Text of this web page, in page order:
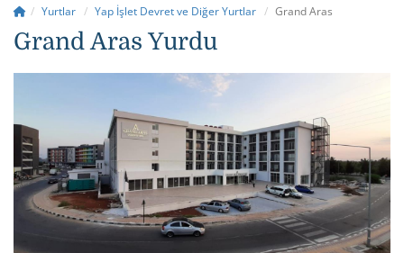
Yurtlar Yap İşlet Devret ve Diğer Yurtlar Grand Aras
Grand Aras Yurdu